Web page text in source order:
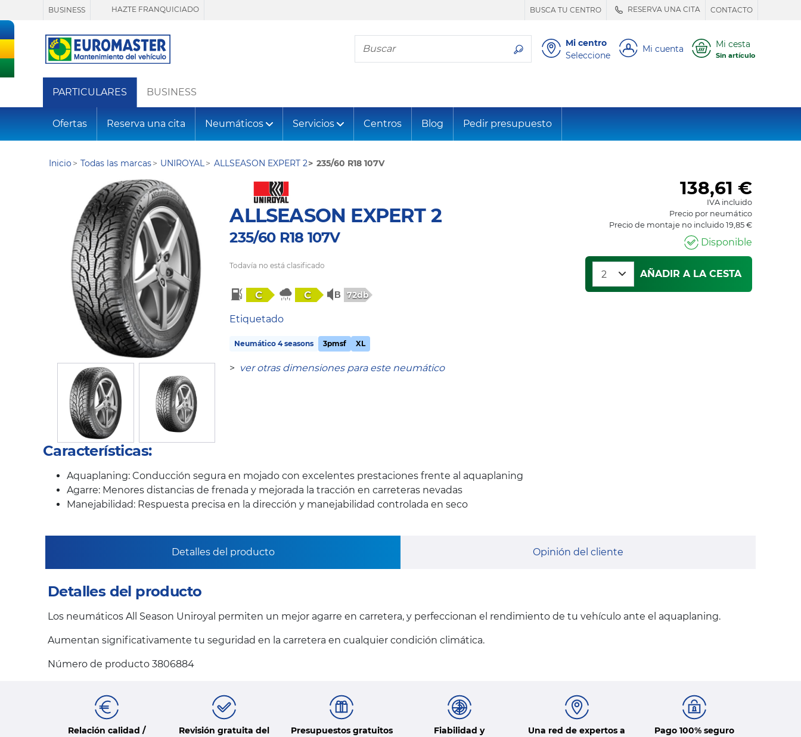
BUSINESS HAZTE FRANQUICIADO BUSCA TU CENTRO RESERVA UNA CITA CONTACTO
Busca tu neumático
Mi centro
Seleccione
Mi cuenta Mi cesta
Sin artículo
PARTICULARES BUSINESS
Ofertas Reserva una cita Neumáticos Servicios Centros Blog Pedir presupuesto
Inicio Todas las marcas UNIROYAL ALLSEASON EXPERT 2 235/60 R18 107V
ALLSEASON EXPERT 2
235/60 R18 107V
Todavía no está clasificado
C C 72db
Etiquetado
Neumático 4 seasons 3pmsf XL
> ver otras dimensiones para este neumático
138,61 €
IVA incluido
Precio por neumático
Precio de montaje no incluido 19,85 €
Disponible
AÑADIR A LA CESTA
Características:
Aquaplaning: Conducción segura en mojado con excelentes prestaciones frente al aquaplaning
Agarre: Menores distancias de frenada y mejorada la tracción en carreteras nevadas
Manejabilidad: Respuesta precisa en la dirección y manejabilidad controlada en seco
Detalles del producto Opinión del cliente
Detalles del producto
Los neumáticos All Season Uniroyal permiten un mejor agarre en carretera, y perfeccionan el rendimiento de tu vehículo ante el aquaplaning.
Aumentan significativamente tu seguridad en la carretera en cualquier condición climática.
Número de producto 3806884
Relación calidad /
Revisión gratuita del
Presupuestos gratuitos
Fiabilidad y
Una red de expertos a
Pago 100% seguro